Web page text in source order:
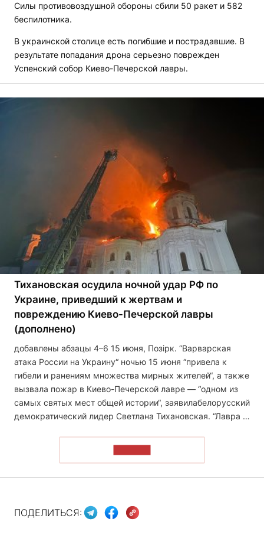
Силы противовоздушной обороны сбили 50 ракет и 582
беспилотника.
В украинской столице есть погибшие и пострадавшие. В
результате попадания дрона серьезно поврежден
Успенский собор Киево-Печерской лавры.
Тихановская осудила ночной удар РФ по
Украине, приведший к жертвам и
повреждению Киево-Печерской лавры
(дополнено)
добавлены абзацы 4–6 15 июня, Позірк. “Варварская
атака России на Украину“ ночью 15 июня “привела к
гибели и ранениям множества мирных жителей“, а также
вызвала пожар в Киево-Печерской лавре — “одном из
самых святых мест общей истории“, заявилабелорусский
демократический лидер Светлана Тихановская. “Лавра …
ПОДЕЛИТЬСЯ: